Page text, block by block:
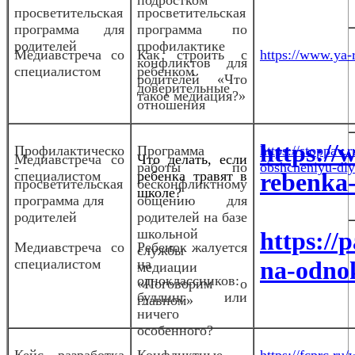
Медиавстреча со
специалистом
Как строить с
ребенком
доверительные
отношения
https://
Медиавстреча со
специалистом
Что делать, если
ребенка травят в
школе?
https://
Медиавстреча со
специалистом
Ребенок жалуется
на
одноклассников:
буллинг или
ничего
особенного?
https://
na-
просветительская
программа для
родителей
просветительская
программа по
профилактике
конфликтов для
родителей «Что
такое медиация?»
Профилактическо
-
просветительская
программа для
родителей
Программа
работы по
бесконфликтному
общению для
родителей на базе
школьной
службы
медиации
«Поговорим о
главном»
https://
obshcheniyu-